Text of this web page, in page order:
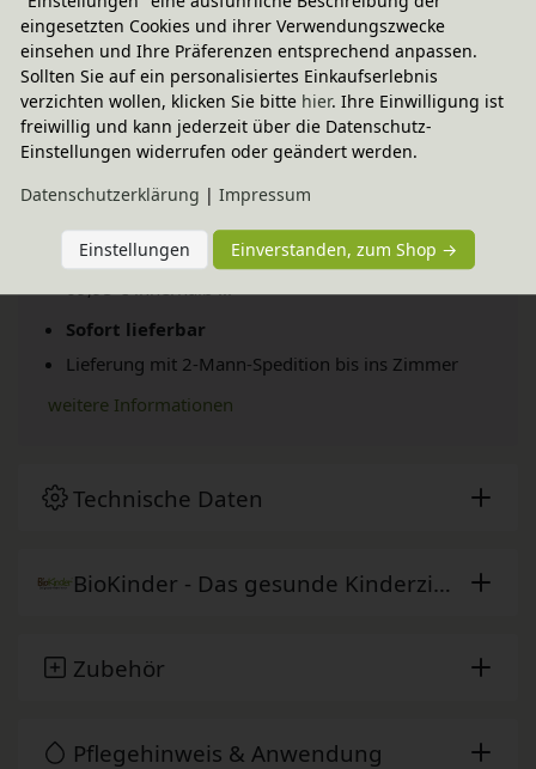
Versand per Spedition
69,95 € innerhalb ...
Sofort lieferbar
Lieferung mit 2-Mann-Spedition bis ins Zimmer
weitere Informationen
Technische Daten
BioKinder - Das gesunde Kinderzimmer
Zubehör
Pflegehinweis & Anwendung
eingesetzten Cookies und ihrer Verwendungszwecke
einsehen und Ihre Präferenzen entsprechend anpassen.
Sollten Sie auf ein personalisiertes Einkaufserlebnis
verzichten wollen, klicken Sie bitte hier. Ihre Einwilligung ist
freiwillig und kann jederzeit über die Datenschutz-
Einstellungen widerrufen oder geändert werden.
Daten­schutz­erklärung | Impressum
Einstellungen Einverstanden, zum Shop →